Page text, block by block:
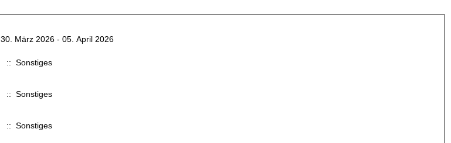
30. März 2026 - 05. April 2026
:: Sonstiges
:: Sonstiges
:: Sonstiges